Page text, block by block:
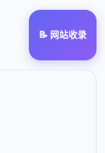
📝 网站收录